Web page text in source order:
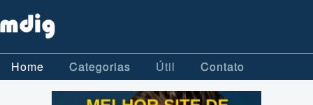
Home Categorias Útil Contato